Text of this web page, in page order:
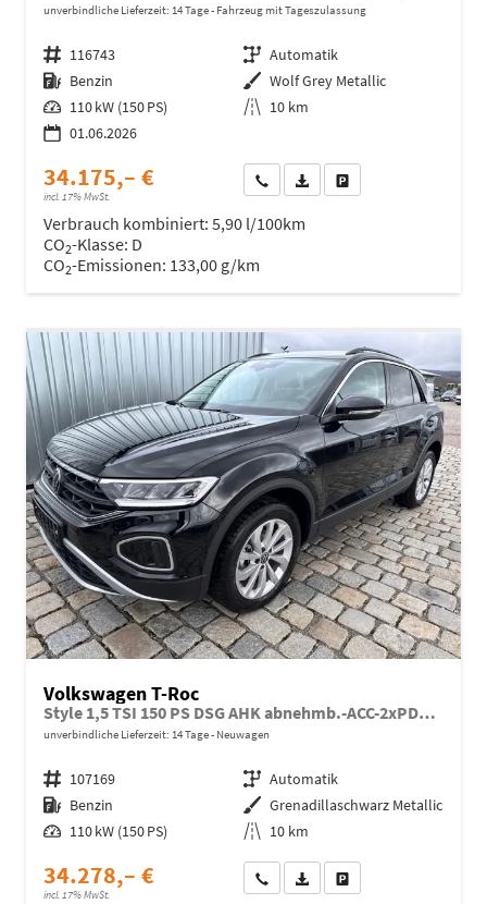
unverbindliche Lieferzeit: 14 Tage Fahrzeug mit Tageszulassung
Fahrzeugnr. 116743 Getriebe Automatik
Kraftstoff Benzin Außenfarbe Wolf Grey Metallic
Leistung 110 kW (150 PS) Kilometerstand 10 km
01.06.2026
34.175,– €
incl. 17% MwSt.
Wir rufen Sie anFahrzeugexposé (PDF)
Verbrauch kombiniert: 5,90 l/100km
CO2-Klasse: D
CO2-Emissionen: 133,00 g/km
Volkswagen T-Roc
Style 1,5 TSI 150 PS DSG AHK abnehmb.-ACC-2xPDC & Kamera Parklenkass.-LED-KESSY-Klima 2-Zonen-Winterpaket-17 "Alu-sofort verfügbar
unverbindliche Lieferzeit: 14 Tage Neuwagen
Fahrzeugnr. 107169 Getriebe Automatik
Kraftstoff Benzin Außenfarbe Grenadillaschwarz Metallic
Leistung 110 kW (150 PS) Kilometerstand 10 km
34.278,– €
incl. 17% MwSt.
Wir rufen Sie anFahrzeugexposé (PDF)